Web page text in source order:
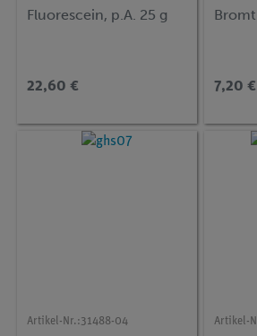
Fluorescein, p.A. 25 g
22,60 € 7,20 €
Artikel-Nr.:31488-04 Artikel-